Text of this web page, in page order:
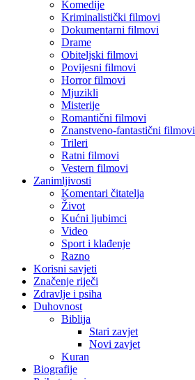
Komedije
Kriminalistički filmovi
Dokumentarni filmovi
Drame
Obiteljski filmovi
Povijesni filmovi
Horror filmovi
Mjuzikli
Misterije
Romantični filmovi
Znanstveno-fantastični filmovi
Trileri
Ratni filmovi
Vestern filmovi
Zanimljivosti
Komentari čitatelja
Život
Kućni ljubimci
Video
Sport i klađenje
Razno
Korisni savjeti
Značenje riječi
Zdravlje i psiha
Duhovnost
Biblija
Stari zavjet
Novi zavjet
Kuran
Biografije